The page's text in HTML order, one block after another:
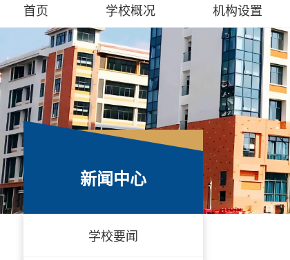
首页 学校概况 机构设置
新闻中心
学校要闻